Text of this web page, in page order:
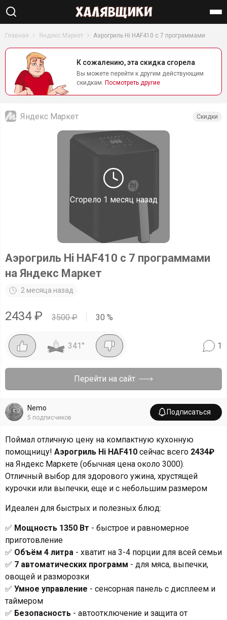
Найти
Главная Яндекс Маркет Аэрогриль Hi HAF410 с 7 программами
К сожалению, эта скидка сгорела
Вы можете перейти к другим действующим
скидкам. Посмотреть другие
Сгорело 1 месяц назад
Яндекс Маркет Скидки
Аэрогриль Hi HAF410 с 7 программами
на Яндекс Маркет
2 месяца назад
2434₽ 3500₽ 30 %
341 ° 1
Перейти на сайт
Nemo
5 подписчиков
Подписаться
Поймал отличную цену на компактную кухонную
помощницу! Аэрогриль Hi HAF410 сейчас всего 2434₽
на Яндекс Маркете (обычная цена около 3000).
Отличный выбор для здорового ужина, хрустящей
курочки или выпечки, еще и с небольшим размером
Идеален для быстрых и полезных блюд:
✅ Мощность 1350 Вт - быстрое и равномерное
приготовление
✅ Объём 4 литра - хватит на 3-4 порции для всей семьи
✅ 7 автоматических программ - для мяса, выпечки,
овощей и разморозки
✅ Умное управление - сенсорная панель с дисплеем и
таймером
✅ Безопасность - автоотключение и защита от